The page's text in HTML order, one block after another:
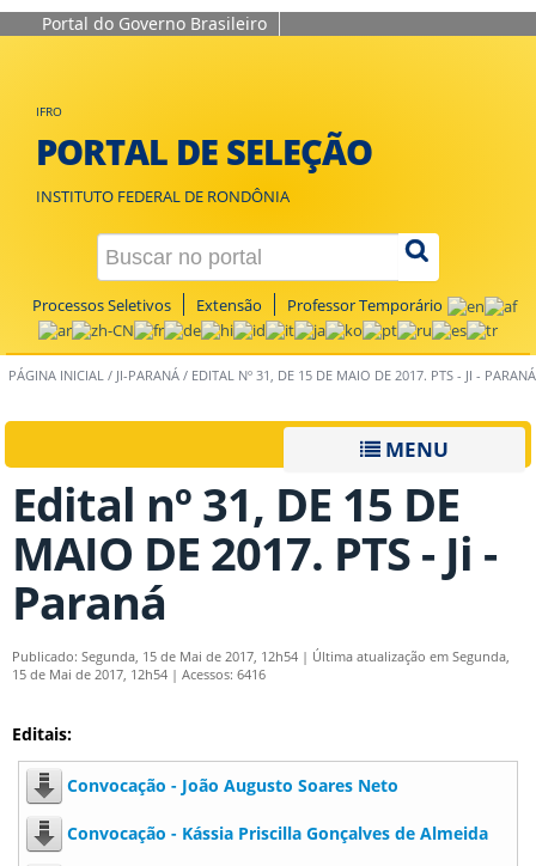
Portal do Governo Brasileiro
IFRO
PORTAL DE SELEÇÃO
INSTITUTO FEDERAL DE RONDÔNIA
Processos Seletivos Extensão Professor Temporário
PÁGINA INICIAL / JI-PARANÁ / EDITAL Nº 31, DE 15 DE MAIO DE 2017. PTS - JI - PARANÁ
MENU
Edital nº 31, DE 15 DE
MAIO DE 2017. PTS - Ji -
Paraná
Publicado: Segunda, 15 de Mai de 2017, 12h54 | Última atualização em Segunda,
15 de Mai de 2017, 12h54 | Acessos: 6416
Editais:
Convocação - João Augusto Soares Neto
Convocação - Kássia Priscilla Gonçalves de Almeida